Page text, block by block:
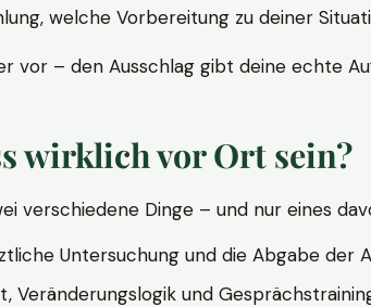
welche Vorbereitung zu deiner
vor – den Ausschlag gibt deine echte
wirklich vor Ort sein?
verschiedene Dinge – und nur eines
Untersuchung und die Abgabe der
Veränderungslogik und